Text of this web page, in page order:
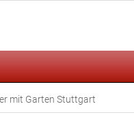
mit Garten Stuttgart